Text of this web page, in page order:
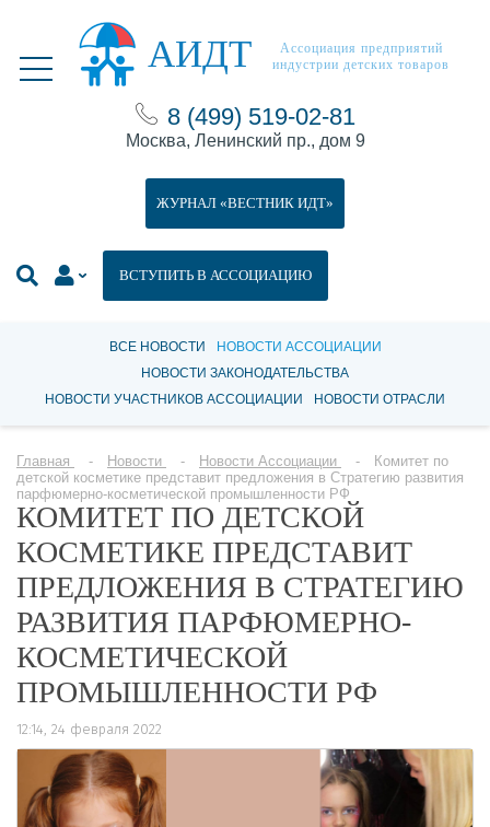
АИДТ
Ассоциация предприятий
индустрии детских товаров
8 (499) 519-02-81
Москва, Ленинский пр., дом 9
ВСТУПИТЬ В АССОЦИАЦИЮ
ЖУРНАЛ «ВЕСТНИК ИДТ»
ВСЕ НОВОСТИ
НОВОСТИ АССОЦИАЦИИ
НОВОСТИ ЗАКОНОДАТЕЛЬСТВА
НОВОСТИ УЧАСТНИКОВ АССОЦИАЦИИ
НОВОСТИ ОТРАСЛИ
Главная Новости Новости Ассоциации
Комитет по
детской косметике представит предложения в Стратегию развития
парфюмерно-косметической промышленности РФ
КОМИТЕТ ПО ДЕТСКОЙ
КОСМЕТИКЕ ПРЕДСТАВИТ
ПРЕДЛОЖЕНИЯ В СТРАТЕГИЮ
РАЗВИТИЯ ПАРФЮМЕРНО-
КОСМЕТИЧЕСКОЙ
ПРОМЫШЛЕННОСТИ РФ
12:14, 24 февраля 2022